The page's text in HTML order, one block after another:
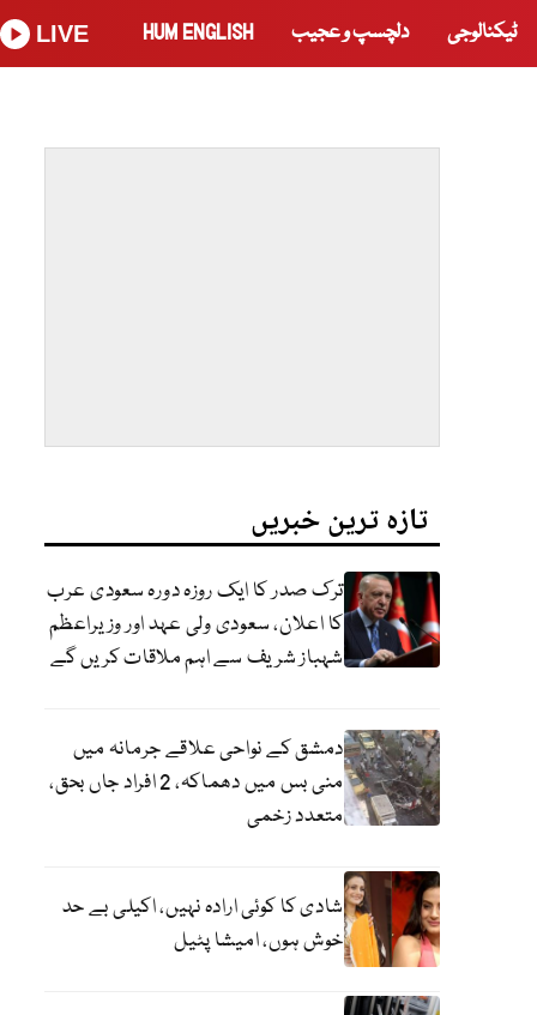
ٹیکنالوجی دلچسپ و عجیب HUM ENGLISH
LIVE
تازہ ترین خبریں
ترک صدر کا ایک روزہ دورہ سعودی عرب
کا اعلان، سعودی ولی عہد اور وزیراعظم
شہباز شریف سے اہم ملاقات کریں گے
دمشق کے نواحی علاقے جرمانہ میں
منی بس میں دھماکہ، 2 افراد جاں بحق،
متعدد زخمی
شادی کا کوئی ارادہ نہیں، اکیلی بے حد
خوش ہوں، امیشا پٹیل